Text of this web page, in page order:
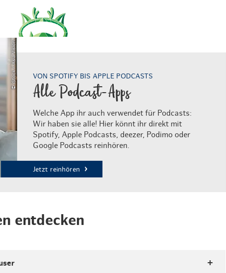
© iStock / Asia Vision VON SPOTIFY BIS APPLE PODCASTS
Alle Podcast-Apps
Welche App ihr auch verwendet für Podcasts:
Wir haben sie alle! Hier könnt ihr direkt mit
Spotify, Apple Podcasts, deezer, Podimo oder
Google Podcasts reinhören.
Jetzt reinhören
entdecken